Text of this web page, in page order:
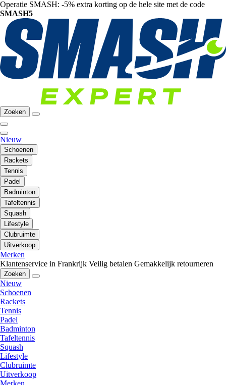
Operatie SMASH: -5% extra korting op de hele site met de code
SMASH5
Zoeken
Nieuw
Schoenen
Rackets
Tennis
Padel
Badminton
Tafeltennis
Squash
Lifestyle
Clubruimte
Uitverkoop
Merken
Klantenservice in Frankrijk Veilig betalen Gemakkelijk retourneren
Zoeken
Nieuw
Schoenen
Rackets
Tennis
Padel
Badminton
Tafeltennis
Squash
Lifestyle
Clubruimte
Uitverkoop